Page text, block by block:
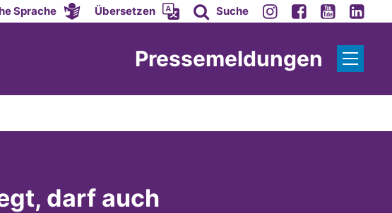
Sprache Übersetzen Suche
Pressemeldungen
darf auch